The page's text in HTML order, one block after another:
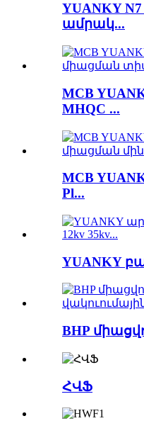
YUANKY
ամրակ...
MCB
MHQC ...
MCB
Pl...
YUANKY
BHP
ՀՎՖ